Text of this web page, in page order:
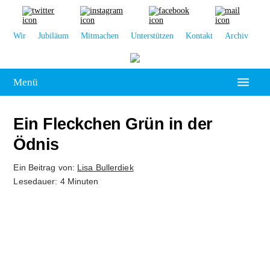
Wir Jubiläum Mitmachen Unterstützen Kontakt Archiv
Menü
Leipzig
Kolumne
Ein Fleckchen Grün in der
Ödnis
Ein Beitrag von: Lisa Bullerdiek
Lesedauer: 4 Minuten